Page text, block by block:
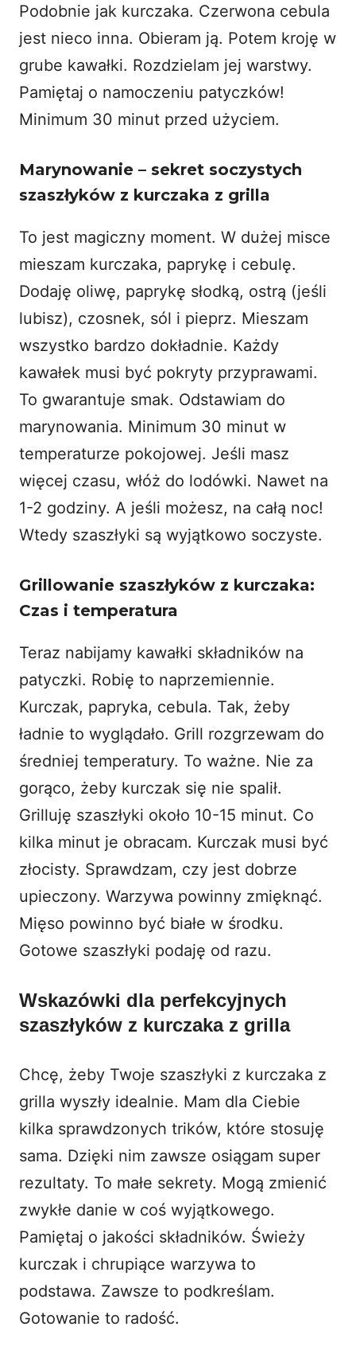
Podobnie jak kurczaka. Czerwona cebula
jest nieco inna. Obieram ją. Potem kroję w
grube kawałki. Rozdzielam jej warstwy.
Pamiętaj o namoczeniu patyczków!
Minimum 30 minut przed użyciem.
Marynowanie – sekret soczystych
szaszłyków z kurczaka z grilla
To jest magiczny moment. W dużej misce
mieszam kurczaka, paprykę i cebulę.
Dodaję oliwę, paprykę słodką, ostrą (jeśli
lubisz), czosnek, sól i pieprz. Mieszam
wszystko bardzo dokładnie. Każdy
kawałek musi być pokryty przyprawami.
To gwarantuje smak. Odstawiam do
marynowania. Minimum 30 minut w
temperaturze pokojowej. Jeśli masz
więcej czasu, włóż do lodówki. Nawet na
1-2 godziny. A jeśli możesz, na całą noc!
Wtedy szaszłyki są wyjątkowo soczyste.
Grillowanie szaszłyków z kurczaka:
Czas i temperatura
Teraz nabijamy kawałki składników na
patyczki. Robię to naprzemiennie.
Kurczak, papryka, cebula. Tak, żeby
ładnie to wyglądało. Grill rozgrzewam do
średniej temperatury. To ważne. Nie za
gorąco, żeby kurczak się nie spalił.
Grilluję szaszłyki około 10-15 minut. Co
kilka minut je obracam. Kurczak musi być
złocisty. Sprawdzam, czy jest dobrze
upieczony. Warzywa powinny zmięknąć.
Mięso powinno być białe w środku.
Gotowe szaszłyki podaję od razu.
Wskazówki dla perfekcyjnych
szaszłyków z kurczaka z grilla
Chcę, żeby Twoje szaszłyki z kurczaka z
grilla wyszły idealnie. Mam dla Ciebie
kilka sprawdzonych trików, które stosuję
sama. Dzięki nim zawsze osiągam super
rezultaty. To małe sekrety. Mogą zmienić
zwykłe danie w coś wyjątkowego.
Pamiętaj o jakości składników. Świeży
kurczak i chrupiące warzywa to
podstawa. Zawsze to podkreślam.
Gotowanie to radość.